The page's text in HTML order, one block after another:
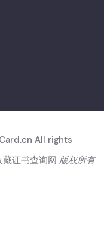
All rights
证书查询网 版权所有